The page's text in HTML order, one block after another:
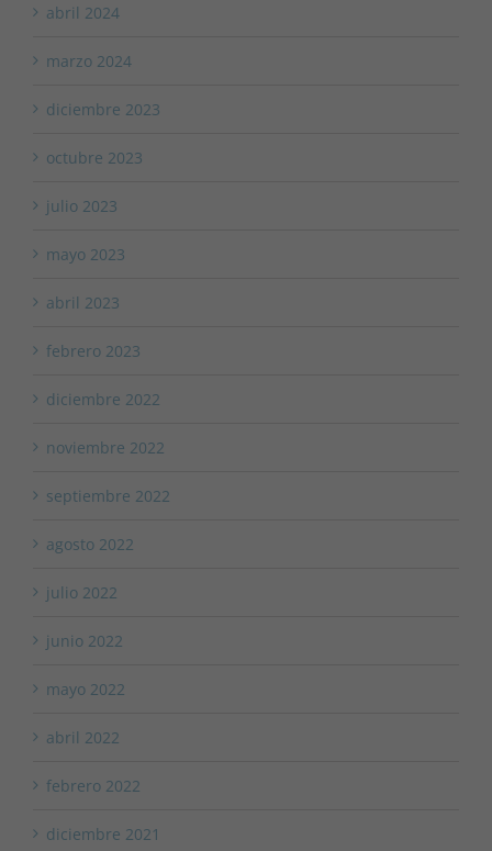
abril 2024
marzo 2024
diciembre 2023
octubre 2023
julio 2023
mayo 2023
abril 2023
febrero 2023
diciembre 2022
noviembre 2022
septiembre 2022
agosto 2022
julio 2022
junio 2022
mayo 2022
abril 2022
febrero 2022
diciembre 2021